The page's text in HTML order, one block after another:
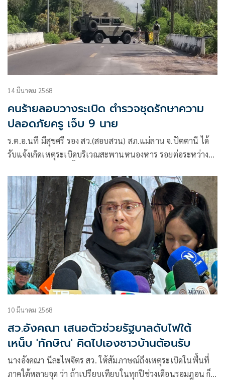
14 มีนาคม 2568
คนร้ายลอบวางระเบิด ตำรวจชุดรักษาความ
ปลอดภัยครู เจ็บ 9 นาย
ร.ต.อ.นที มีสุขศรี รอง สว.(สอบสวน) สภ.แม่ลาน จ.ปัตตานี ได้
รับแจ้งเกิดเหตุระเบิดบริเวณสะพานหนองหาร รอยต่อระหว่าง
บัตรเจ็บหลายนาย จึงรีบรายงานให้ผู้บังคับบัญชา
10 มีนาคม 2568
สว.อังคณา เสนอตัวช่วยรัฐบาลดับไฟใต้
เหน็บ 'ทักษิณ' คิดไปเองชาวบ้านต้อนรับ
นางอังคณา นีละไพจิตร สว. ให้สัมภาษณ์ถึงเหตุระเบิดในพื้นที่
ภาคใต้หลายจุด ว่า ถ้าเปรียบเทียบในทุกปีช่วงเดือนรอมฎอน ก็